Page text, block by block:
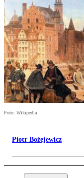
Foto: Wikipedia
Piotr Bożejewicz